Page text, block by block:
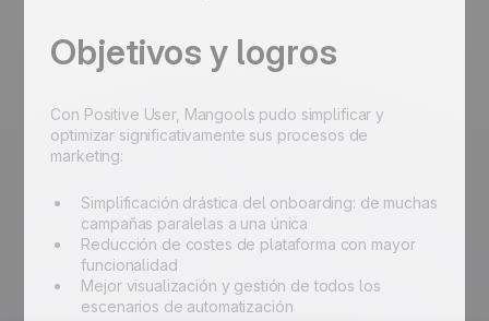
Objetivos y logros
Con Positive User, Mangools pudo simplificar y
optimizar significativamente sus procesos de
marketing:
Simplificación drástica del onboarding: de muchas
campañas paralelas a una única
Reducción de costes de plataforma con mayor
funcionalidad
Mejor visualización y gestión de todos los
escenarios de automatización